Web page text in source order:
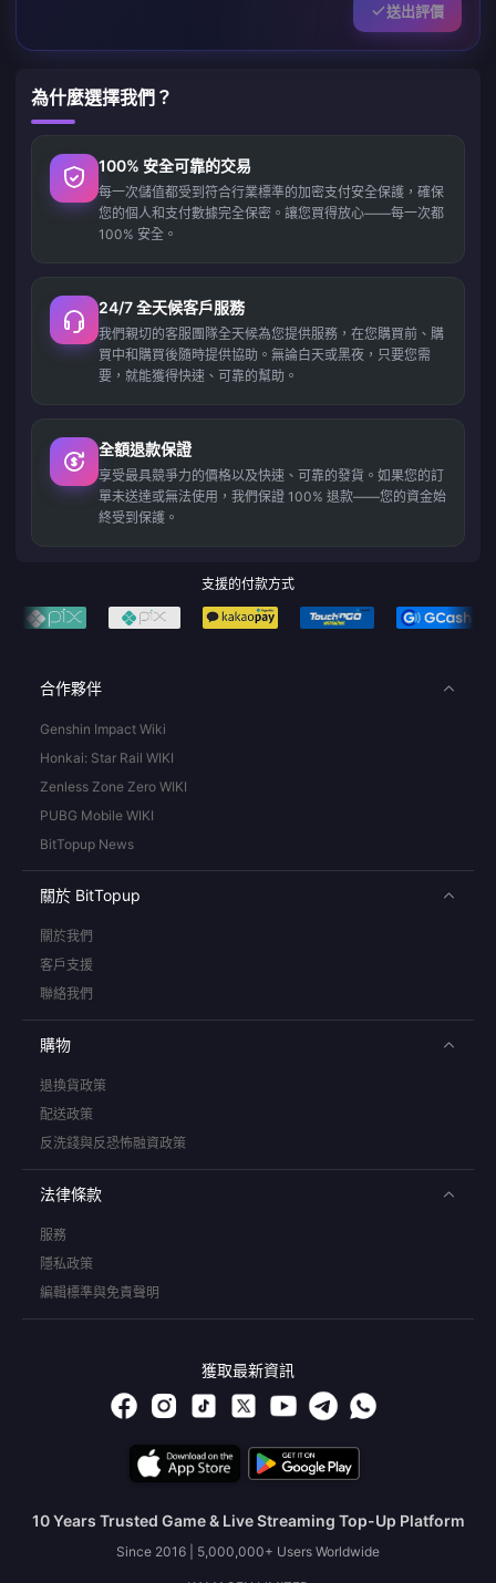
送出評價
為什麼選擇我們？
100% 安全可靠的交易
每一次儲值都受到符合行業標準的加密支付安全保護，確保
您的個人和支付數據完全保密。讓您買得放心——每一次都
100% 安全。
24/7 全天候客戶服務
我們親切的客服團隊全天候為您提供服務，在您購買前、購
買中和購買後隨時提供協助。無論白天或黑夜，只要您需
要，就能獲得快速、可靠的幫助。
全額退款保證
享受最具競爭力的價格以及快速、可靠的發貨。如果您的訂
單未送達或無法使用，我們保證 100% 退款——您的資金始
終受到保護。
支援的付款方式
合作夥伴
Genshin Impact Wiki
Honkai: Star Rail WIKI
Zenless Zone Zero WIKI
PUBG Mobile WIKI
BitTopup News
關於 BitTopup
關於我們
客戶支援
聯絡我們
購物
退換貨政策
配送政策
反洗錢與反恐怖融資政策
法律條款
服務
隱私政策
編輯標準與免責聲明
獲取最新資訊
10 Years Trusted Game & Live Streaming Top-Up Platform
Since 2016 | 5,000,000+ Users Worldwide